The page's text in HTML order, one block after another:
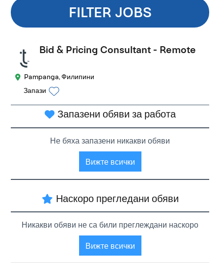
FILTER JOBS
Bid & Pricing Consultant - Remote
Pampanga, Филипини
Запази
Запазени обяви за работа
Не бяха запазени никакви обяви
Вижте всички
Наскоро прегледани обяви
Никакви обяви не са били преглеждани наскоро
Вижте всички